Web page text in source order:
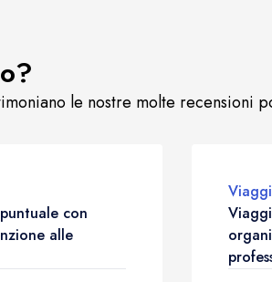
le nostre molte recensioni
con
alle